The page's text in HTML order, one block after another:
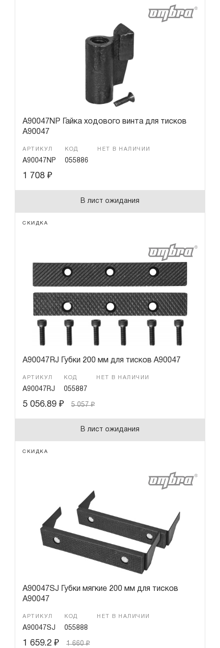
A90047NP Гайка ходового винта для тисков
A90047
АРТИКУЛ
A90047NP
КОД
055886
НЕТ В НАЛИЧИИ
1 708 ₽
В лист ожидания
СКИДКА
A90047RJ Губки 200 мм для тисков A90047
АРТИКУЛ
A90047RJ
КОД
055887
НЕТ В НАЛИЧИИ
5 056.89 ₽ 5 057₽
В лист ожидания
СКИДКА
A90047SJ Губки мягкие 200 мм для тисков
A90047
АРТИКУЛ
A90047SJ
КОД
055888
НЕТ В НАЛИЧИИ
1 659.2 ₽ 1 660₽